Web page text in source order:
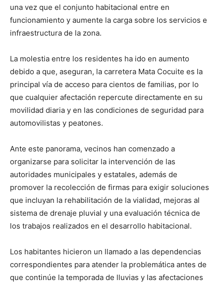
una vez que el conjunto habitacional entre en
funcionamiento y aumente la carga sobre los servicios e
infraestructura de la zona.
La molestia entre los residentes ha ido en aumento
debido a que, aseguran, la carretera Mata Cocuite es la
principal vía de acceso para cientos de familias, por lo
que cualquier afectación repercute directamente en su
movilidad diaria y en las condiciones de seguridad para
automovilistas y peatones.
Ante este panorama, vecinos han comenzado a
organizarse para solicitar la intervención de las
autoridades municipales y estatales, además de
promover la recolección de firmas para exigir soluciones
que incluyan la rehabilitación de la vialidad, mejoras al
sistema de drenaje pluvial y una evaluación técnica de
los trabajos realizados en el desarrollo habitacional.
Los habitantes hicieron un llamado a las dependencias
correspondientes para atender la problemática antes de
que continúe la temporada de lluvias y las afectaciones